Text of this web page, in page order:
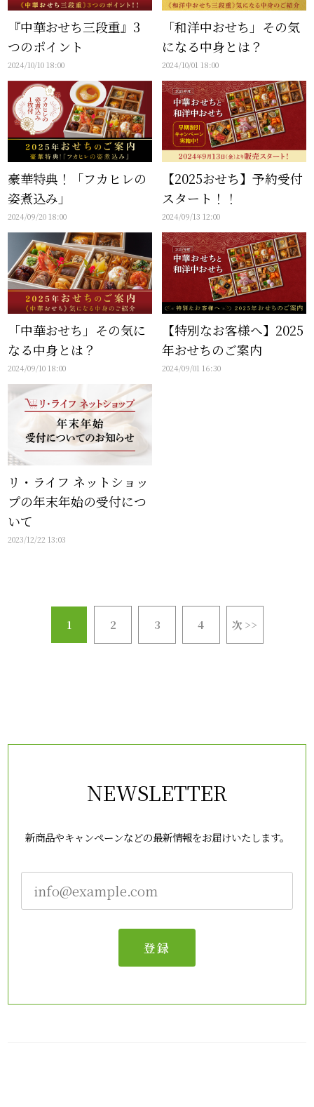
『中華おせち三段重』3
つのポイント
2024/10/10 18:00
「和洋中おせち」その気
になる中身とは？
2024/10/01 18:00
豪華特典！「フカヒレの
姿煮込み」
2024/09/20 18:00
【2025おせち】予約受付
スタート！！
2024/09/13 12:00
「中華おせち」その気に
なる中身とは？
2024/09/10 18:00
【特別なお客様へ】2025
年おせちのご案内
2024/09/01 16:30
リ・ライフ ネットショッ
プの年末年始の受付につ
いて
2023/12/22 13:03
1 2 3 4 次 >>
NEWSLETTER
新商品やキャンペーンなどの最新情報をお届けいたします。
登録